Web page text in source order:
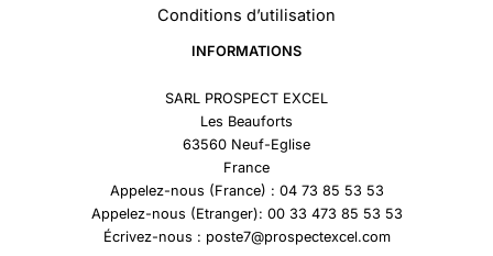
Conditions d’utilisation
INFORMATIONS
SARL PROSPECT EXCEL
Les Beauforts
63560 Neuf-Eglise
France
Appelez-nous (France) : 04 73 85 53 53
Appelez-nous (Etranger): 00 33 473 85 53 53
Écrivez-nous : poste7@prospectexcel.com